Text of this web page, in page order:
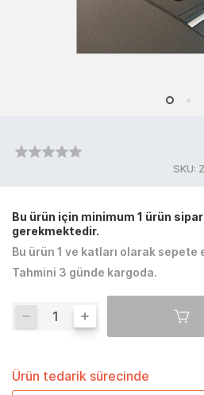
SKU:
Bu ürün için minimum 1 ürün
gerekmektedir.
Bu ürün 1 ve katları olarak
Tahmini 3 günde kargoda.
Ürün tedarik sürecinde